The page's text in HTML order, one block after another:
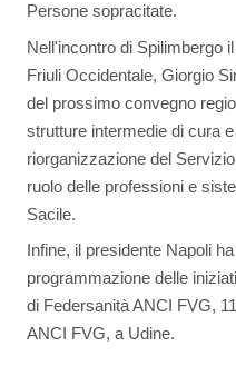
Persone sopracitate.
Nell'incontro di Spilimbergo
Friuli Occidentale, Giorgio
del prossimo convegno
strutture intermedie di cura
riorganizzazione del
ruolo delle professioni e
Sacile.
Infine, il presidente Napoli
programmazione delle
di Federsanità ANCI FVG,
ANCI FVG, a Udine.